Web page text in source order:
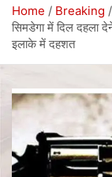
Home
Breaking
सिमडेगा में दिल दहला
इलाके में दहशत